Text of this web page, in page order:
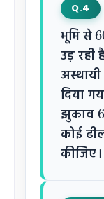
Q.4
भूमि से
उड़ रही
दिया
झुकाव
कोई
कीजिए।